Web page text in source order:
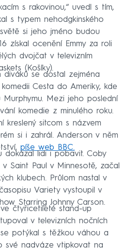
s rakovinou,“ uvedl s tím,
s typem nehodgkinského
si jeho jméno budou
získal ocenění Emmy za roli
dvojčat v televizním
(Košíky).
diváků se dostal zejména
Cesta do Ameriky, kde
Murphymu. Mezi jeho poslední
komedie z minulého roku.
kreslený sitcom s názvem
si i zahrál. Anderson v něm
píše web BBC.
dokázal lidi i pobavit. Coby
Saint Paul v Minnesotě, začal
klubech. Průlom nastal v
Variety vystoupil v
Starring Johnny Carson.
čtyřicetileté stand-up
v televizních nočních
potýkal s těžkou váhou a
své nadváze vtipkovat na